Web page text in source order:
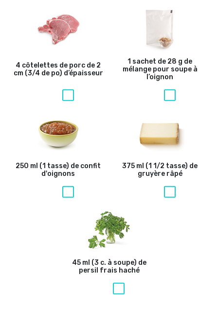
4 côtelettes de porc de 2
cm (3/4 de po) d’épaisseur
1 sachet de 28 g de
mélange pour soupe à
l’oignon
250 ml (1 tasse) de confit
d'oignons
375 ml (1 1/2 tasse) de
gruyère râpé
45 ml (3 c. à soupe) de
persil frais haché